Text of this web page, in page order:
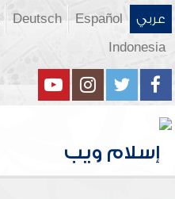
عربي Español
Deutsch
Indonesia